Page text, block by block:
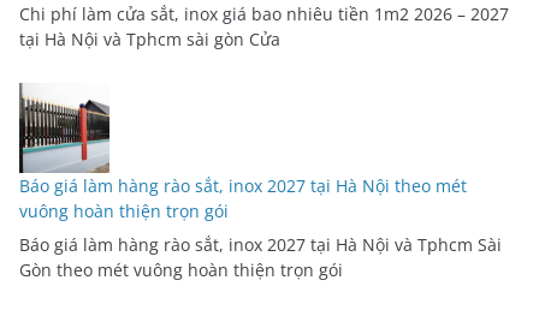
Chi phí làm cửa sắt, inox giá bao nhiêu tiền 1m2 2026 – 2027
tại Hà Nội và Tphcm sài gòn Cửa
Báo giá làm hàng rào sắt, inox 2027 tại Hà Nội theo mét
vuông hoàn thiện trọn gói
Báo giá làm hàng rào sắt, inox 2027 tại Hà Nội và Tphcm Sài
Gòn theo mét vuông hoàn thiện trọn gói